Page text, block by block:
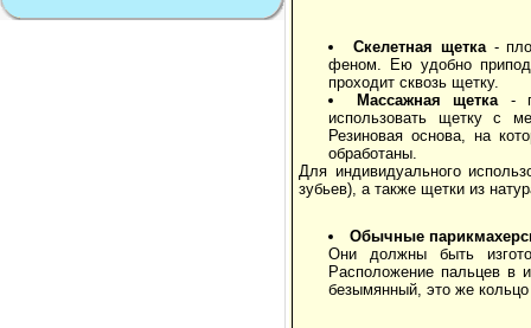
Скелетная щетка-
феном. Ею удобно
проходит сквозь щетку.
Массажная щетка -
использовать щетку с
Резиновая основа, на
обработаны.
Для индивидуального
зубьев), а также щетки из
Обычные
Они должны быть
Расположение пальцев в
безымянный, это же